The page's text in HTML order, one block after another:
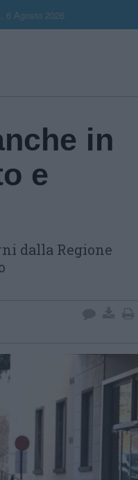
6 Agosto 2026
in
e
dalla Regione